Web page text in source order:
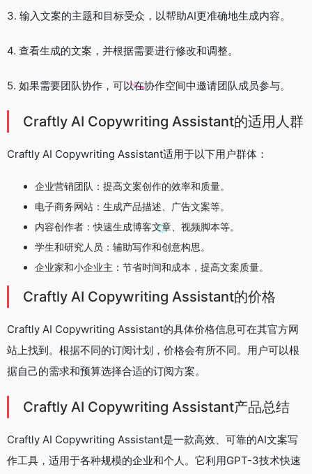
3. 输入文案的主题和目标受众，以帮助AI更准确地生成内容。
4. 查看生成的文案，并根据需要进行修改和调整。
5. 如果需要团队协作，可以在协作空间中邀请团队成员参与。
Craftly AI Copywriting Assistant的适用人群
Craftly AI Copywriting Assistant适用于以下用户群体：
企业营销团队：提高文案创作的效率和质量。
电子商务网站：生成产品描述、广告文案等。
内容创作者：快速生成博客文章、视频脚本等。
学生和研究人员：辅助写作和创意构思。
企业家和小企业主：节省时间和成本，提高文案质量。
Craftly AI Copywriting Assistant的价格
Craftly AI Copywriting Assistant的具体价格信息可在其官方网
站上找到。根据不同的订阅计划，价格会有所不同。用户可以根
据自己的需求和预算选择合适的订阅方案。
Craftly AI Copywriting Assistant产品总结
Craftly AI Copywriting Assistant是一款高效、可靠的AI文案写
作工具，适用于各种规模的企业和个人。它利用GPT-3技术快速